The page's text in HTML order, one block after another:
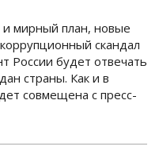
и мирный план, новые
скандал
России будет отвечать
страны. Как и в
совмещена с пресс-